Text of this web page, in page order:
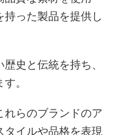
持った製品を提供し
史と伝統を持ち、
。
れらのブランドのア
タイルや品格を表現